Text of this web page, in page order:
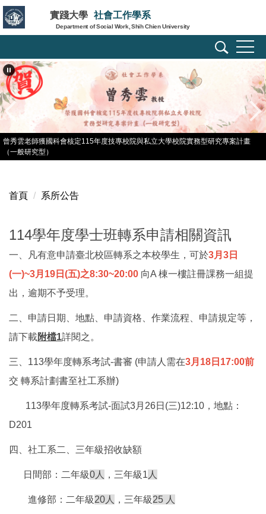
跳
到
主
內
容
區
實踐大學 社會工作學系
Department of Social Work, Shih Chien University
曾秀雲老師獲國科會核定115年度技專校院與私立大學校院實務型研究專案計畫
（一般研究型）
首頁 系所公告
114學年度學士班轉系申請相關資訊
一、凡有意申請臺北校區轉系之本校學生，可於3月3日
(一)~3月19日(五)之8:30~20:00 向A 棟一樓註冊課務一組提
出，逾期不予受理。
二、申請日期、地點、申請資格、作業流程、申請規定等，
請下載附檔1詳閱之。
三、113學年度轉系考試-書審 (申請人需在3月18日17:00前
交 轉系計劃書至社工系辦)
113學年度轉系考試-面試3月26日(三)12:10，地點：
D201
四、社工系二、三年級招收缺額
日間部：二年級0人 ，三年級1 人
進修部：二年級20人 ，三年級25 人